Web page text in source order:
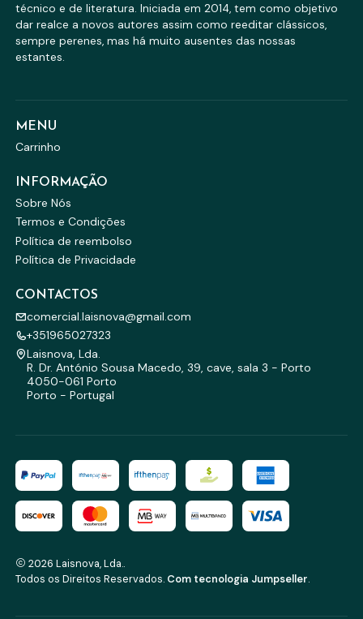
técnico e de literatura. Iniciada em 2014, tem como objetivo
dar realce a novos autores assim como reeditar clássicos,
sempre perenes, mas há muito ausentes das nossas
estantes.
MENU
Carrinho
INFORMAÇÃO
Sobre Nós
Termos e Condições
Política de reembolso
Política de Privacidade
CONTACTOS
comercial.laisnova@gmail.com
+351965027323
Laisnova, Lda.
R. Dr. António Sousa Macedo, 39, cave, sala 3 - Porto
4050-061 Porto
Porto - Portugal
2026 Laisnova, Lda..
Todos os Direitos Reservados. Com tecnologia Jumpseller.